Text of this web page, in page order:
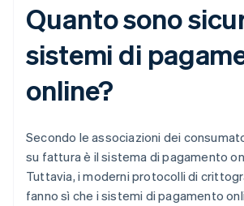
Quanto sono
sistemi di
online?
Secondo le associazioni dei
su fattura è il sistema di pagamento
Tuttavia, i moderni protocolli di
fanno sì che i sistemi di pagamento